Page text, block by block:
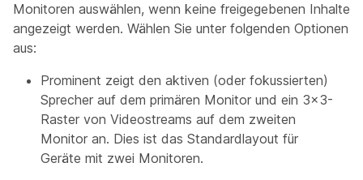
Monitoren auswählen, wenn keine freigegebenen Inhalte
angezeigt werden. Wählen Sie unter folgenden Optionen
aus:
Prominent zeigt den aktiven (oder fokussierten)
Sprecher auf dem primären Monitor und ein 3x3-
Raster von Videostreams auf dem zweiten
Monitor an. Dies ist das Standardlayout für
Geräte mit zwei Monitoren.